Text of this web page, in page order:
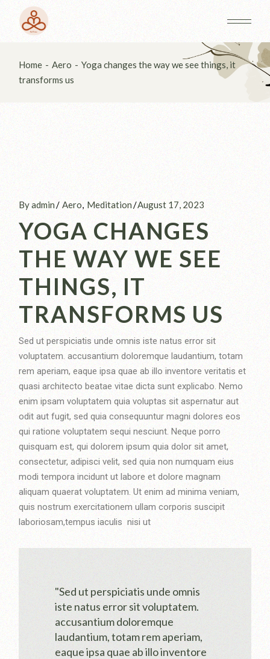
Home Aero
Yoga changes the way we see things, it
transforms us
By admin Aero Meditation August 17, 2023
YOGA CHANGES
THE WAY WE SEE
THINGS, IT
TRANSFORMS US
Sed ut perspiciatis unde omnis iste natus error sit
voluptatem. accusantium doloremque laudantium, totam
rem aperiam, eaque ipsa quae ab illo inventore veritatis et
quasi architecto beatae vitae dicta sunt explicabo. Nemo
enim ipsam voluptatem quia voluptas sit aspernatur aut
odit aut fugit, sed quia consequuntur magni dolores eos
qui ratione voluptatem sequi nesciunt. Neque porro
quisquam est, qui dolorem ipsum quia dolor sit amet,
consectetur, adipisci velit, sed quia non numquam eius
modi tempora incidunt ut labore et dolore magnam
aliquam quaerat voluptatem. Ut enim ad minima veniam,
quis nostrum exercitationem ullam corporis suscipit
laboriosam,tempus iaculis nisi ut
"Sed ut perspiciatis unde omnis
iste natus error sit voluptatem.
accusantium doloremque
laudantium, totam rem aperiam,
eaque ipsa quae ab illo inventore